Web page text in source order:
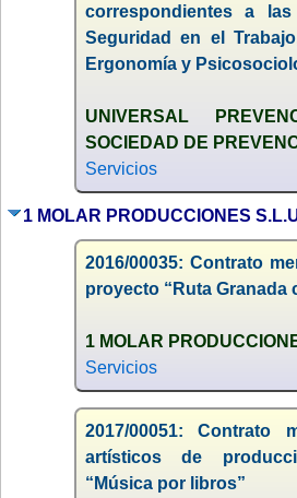
correspondientes a
Seguridad en el
Ergonomía y
UNIVERSAL
SOCIEDAD DE
Servicios
1 MOLAR PRODUCCIONES
2016/00035: Contrato
proyecto “Ruta Granada
1 MOLAR
Servicios
2017/00051: Contrato
artísticos de
“Música por libros”